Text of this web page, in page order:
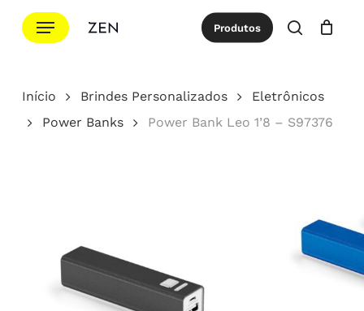
para
principal
Menu Produtos
procurar
Cotação Close
Início Brindes Personalizados
Eletrônicos
Power Banks
Power Bank Leo 1’8 – S97376